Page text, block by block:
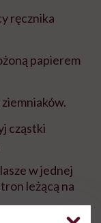
ręcznika
papierem
cząstki
w jednej
leżącą na